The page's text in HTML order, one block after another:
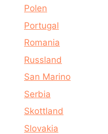
Polen
Portugal
Romania
Russland
San Marino
Serbia
Skottland
Slovakia